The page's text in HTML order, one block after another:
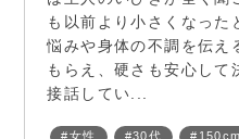
も以前より小さくなった
悩みや身体の不調を伝え
もらえ、硬さも安心して
接話してい...
#女性 #30代